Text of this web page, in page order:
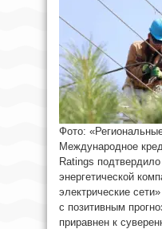
Фото:
Международное
Ratings
энергетической
электрические
с позитивным
приравнен к